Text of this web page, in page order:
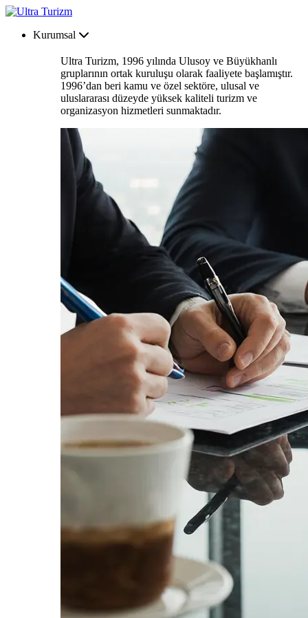
Kurumsal
Ultra Turizm, 1996 yılında Ulusoy ve Büyükhanlı
gruplarının ortak kuruluşu olarak faaliyete başlamıştır.
1996’dan beri kamu ve özel sektöre, ulusal ve
uluslararası düzeyde yüksek kaliteli turizm ve
organizasyon hizmetleri sunmaktadır.